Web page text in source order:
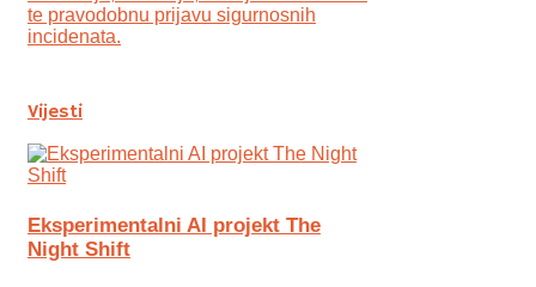
te pravodobnu prijavu sigurnosnih
incidenata.
Vijesti
Eksperimentalni AI projekt The
Night Shift